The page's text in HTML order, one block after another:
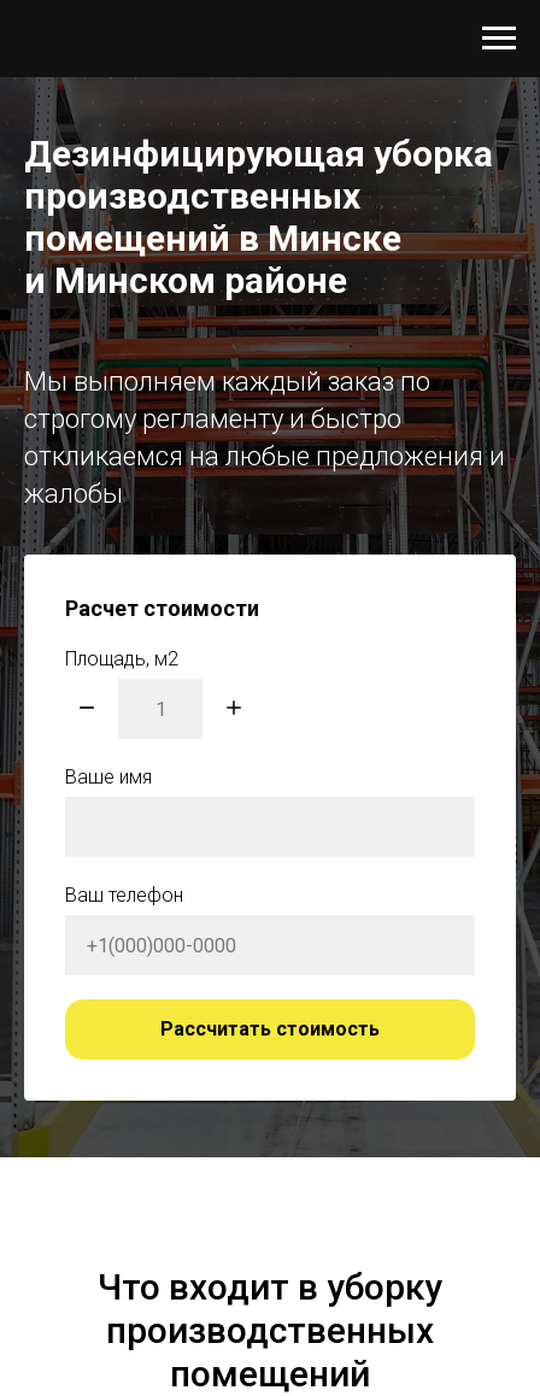
Дезинфицирующая уборка
производственных
помещений в Минске
и Минском районе
Мы выполняем каждый заказ по
строгому регламенту и быстро
откликаемся на любые предложения и
жалобы
Расчет стоимости
Площадь, м2
Ваше имя
Ваш телефон
Рассчитать стоимость
Что входит в уборку
производственных
помещений